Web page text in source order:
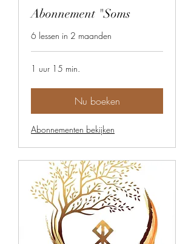
Abonnement "Soms
6 lessen in 2 maanden
1 uur 15 min.
Nu boeken
Abonnementen bekijken